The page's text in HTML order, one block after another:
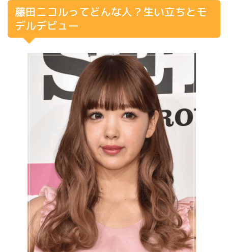
藤田ニコルってどんな人？生い立ちとモ
デルデビュー